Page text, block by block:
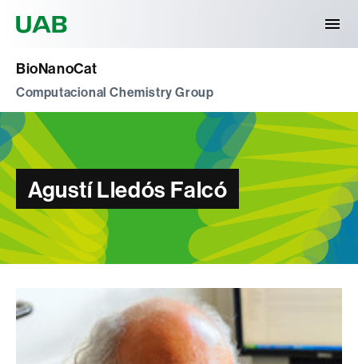
BioNanoCat
Computacional Chemistry Group
Agustí Lledós Falcó